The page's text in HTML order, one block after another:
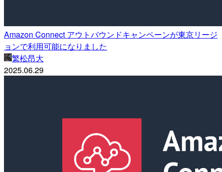
Amazon Connect アウトバウンドキャンペーンが東京リージ
ョンで利用可能になりました
繁松昂大
2025.06.29